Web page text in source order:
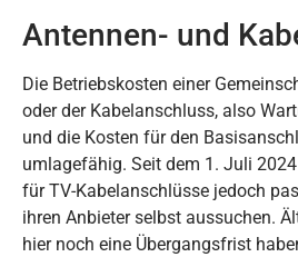
Antennen- und
Die Betriebskosten einer
oder der Kabelanschluss, also
und die Kosten für den
umlagefähig. Seit dem 1. Juli
für TV-Kabelanschlüsse jedoch
ihren Anbieter selbst aussuchen.
hier noch eine Übergangsfrist